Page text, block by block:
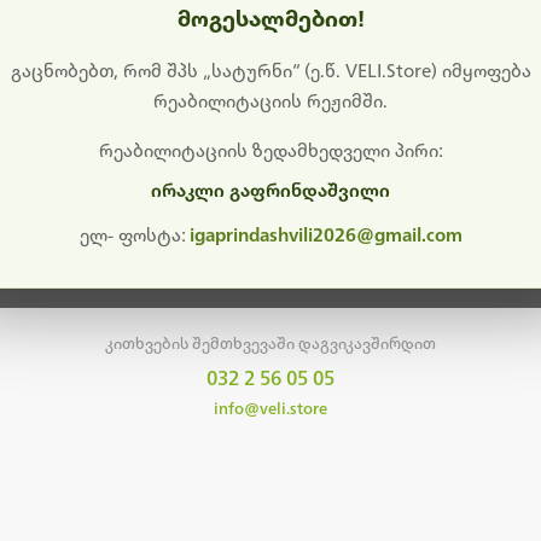
გიხდით შეფერხებისთვის. ამჟამად მიმდინარეობს
განახლება და ტექნიკური სამუშაოები.
მალე ისევ ხელმისაწვდომი იქნება. გმადლობთ მოთმინებისთვის!
მთავარ გვერდზე დაბრუნება
კითხვების შემთხვევაში დაგვიკავშირდით
032 2 56 05 05
info@veli.store
მოგესალმებით!
გაცნობებთ, რომ შპს „სატურნი“ (ე.წ. VELI.Store) იმყოფება
რეაბილიტაციის რეჟიმში.
რეაბილიტაციის ზედამხედველი პირი:
ირაკლი გაფრინდაშვილი
ელ- ფოსტა: igaprindashvili2026@gmail.com